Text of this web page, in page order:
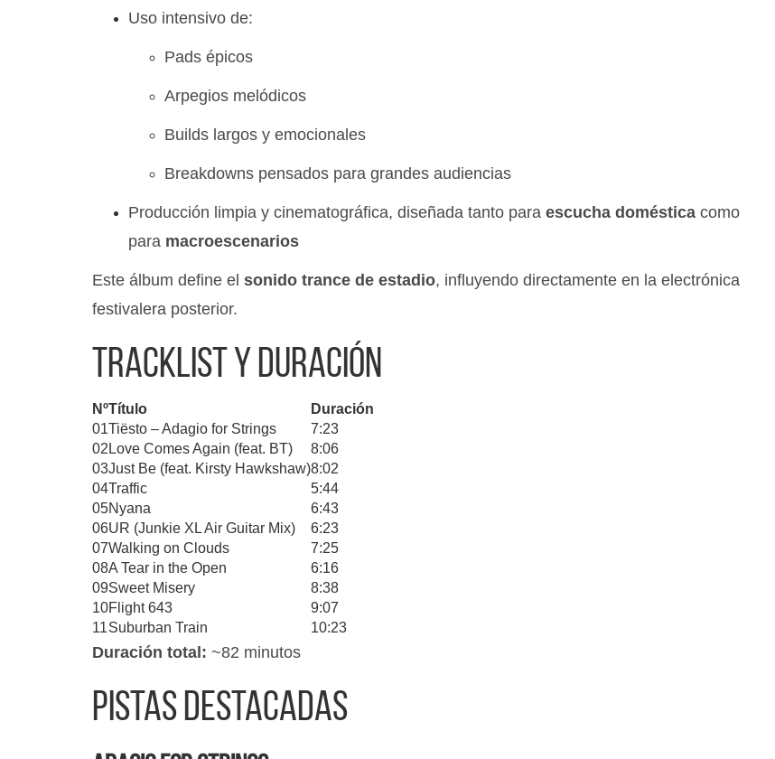
Uso intensivo de:
Pads épicos
Arpegios melódicos
Builds largos y emocionales
Breakdowns pensados para grandes audiencias
Producción limpia y cinematográfica, diseñada tanto para escucha doméstica como
para macroescenarios
Este álbum define el sonido trance de estadio, influyendo directamente en la electrónica
festivalera posterior.
Tracklist y duración
NºTítulo
Duración
01Tiësto – Adagio for Strings
7:23
02 Love Comes Again (feat. BT)
8:06
03Just Be (feat. Kirsty Hawkshaw)8:02
04Traffic
5:44
05Nyana
6:43
06UR (Junkie XL Air Guitar Mix)
6:23
07Walking on Clouds
7:25
08A Tear in the Open
6:16
09Sweet Misery
8:38
10Flight 643
9:07
11Suburban Train 10:23
Duración total: ~82 minutos
Pistas destacadas